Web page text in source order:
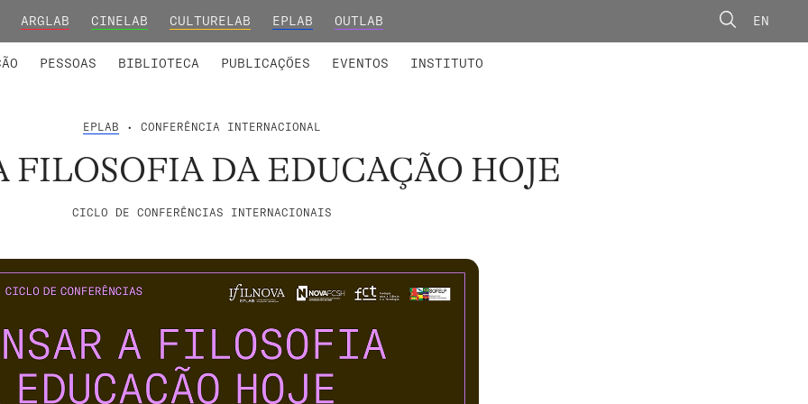
ARGLAB CINELAB CULTURELAB EPLAB OUTLAB EN
PESSOAS BIBLIOTECA PUBLICAÇÕES EVENTOS INSTITUTO
EPLAB • CONFERÊNCIA INTERNACIONAL
FILOSOFIA DA EDUCAÇÃO HOJE
CICLO DE CONFERÊNCIAS INTERNACIONAIS